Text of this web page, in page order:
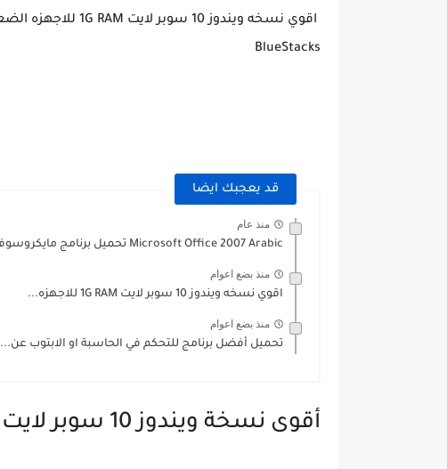
BlueStacks
قد يعجبك ايضا
منذ عام
Microsoft Office 2007 Arabic تحميل برنامج مايكروسوفت اوفيس 2007 النسخة...
منذ بضع اعوام
اقوي نسخه ويندوز 10 سوبر لايت 1G RAM للاجهزه...
منذ بضع اعوام
تحميل أفضل برنامج للتحكم في الحاسبة او الابتوب عن...
أقوى نسخة ويندوز 10 سوبر لايت 1 جيجا رام للأجهزة الضعيفة